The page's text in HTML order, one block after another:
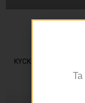
KYCKLING